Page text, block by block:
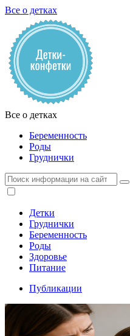
Все о детках
Все о детках
Беременность
Роды
Груднички
Детки
Груднички
Беременность
Роды
Здоровье
Питание
Публикации